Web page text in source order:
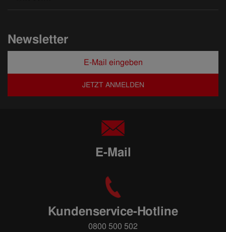
Newsletter
JETZT ANMELDEN
E-Mail
Kundenservice-Hotline
0800 500 502